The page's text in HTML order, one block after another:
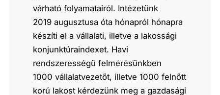
várható folyamatairól. Intézetünk
2019 augusztusa óta hónapról hónapra
készíti el a vállalati, illetve a lakossági
konjunktúraindexet. Havi
rendszerességű felmérésünkben
1000 vállalatvezetőt, illetve 1000 felnőtt
korú lakost kérdezünk meg a gazdasági